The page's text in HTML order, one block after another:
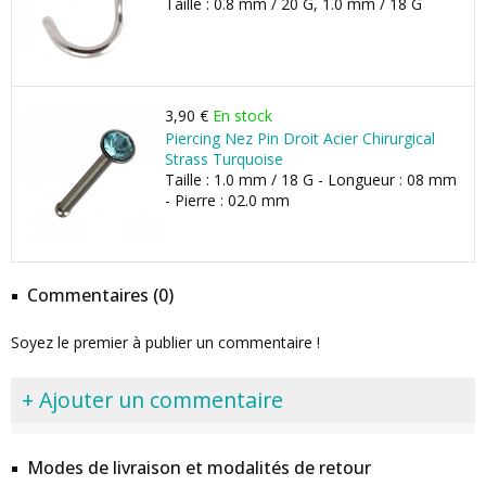
3,90 € En stock
Piercing Nez Pin Droit Acier Chirurgical
Strass Turquoise
Taille : 1.0 mm / 18 G - Longueur : 08 mm
- Pierre : 02.0 mm
Commentaires (0)
Soyez le premier à publier un commentaire !
+ Ajouter un commentaire
Modes de livraison et modalités de retour